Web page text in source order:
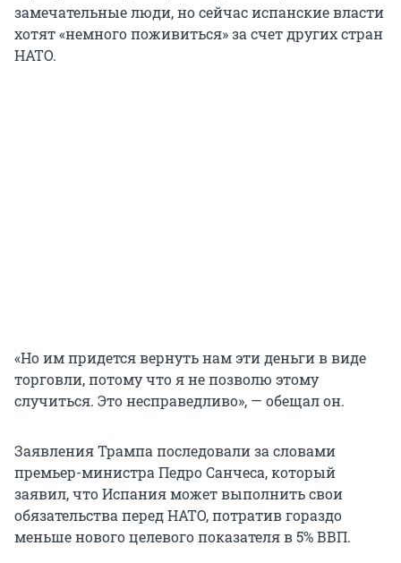
замечательные люди, но сейчас испанские власти
хотят «немного поживиться» за счет других стран
НАТО.
«Но им придется вернуть нам эти деньги в виде
торговли, потому что я не позволю этому
случиться. Это несправедливо», — обещал он.
Заявления Трампа последовали за словами
премьер-министра Педро Санчеса, который
заявил, что Испания может выполнить свои
обязательства перед НАТО, потратив гораздо
меньше нового целевого показателя в 5% ВВП.